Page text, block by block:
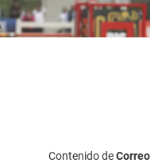
Contenido deCorreo